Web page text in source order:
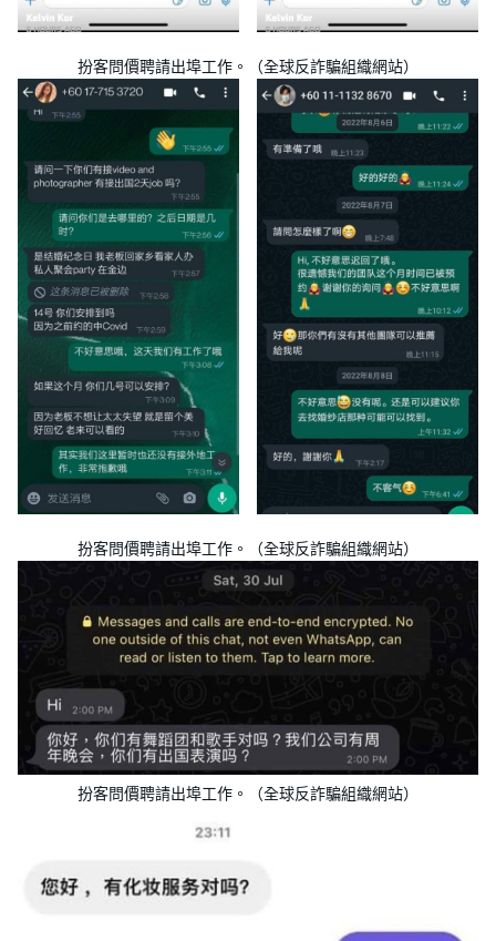
扮客問價聘請出埠工作。（全球反詐騙組織網站）
扮客問價聘請出埠工作。（全球反詐騙組織網站）
扮客問價聘請出埠工作。（全球反詐騙組織網站）